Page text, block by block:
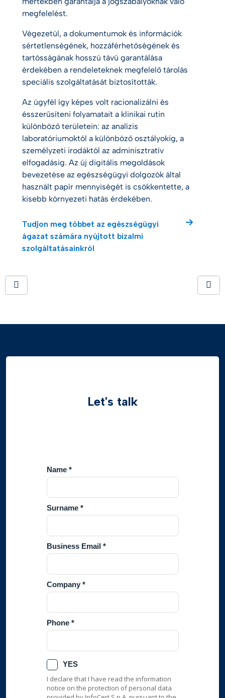
megfelelést.
Végezetül, a dokumentumok és információk
sértetlenségének, hozzáférhetőségének és
tartósságának hosszú távú garantálása
érdekében a rendeleteknek megfelelő tárolás
speciális szolgáltatását biztosították.
Az ügyfél így képes volt racionalizálni és
ésszerűsíteni folyamatait a klinikai rutin
különböző területein: az analízis
laboratóriumoktól a különböző osztályokig, a
személyzeti irodáktól az adminisztratív
elfogadásig. Az új digitális megoldások
bevezetése az egészségügyi dolgozók által
használt papír mennyiségét is csökkentette, a
kisebb környezeti hatás érdekében.
Tudjon meg többet az egészségügyi
ágazat számára nyújtott bizalmi
szolgáltatásainkról
Let's talk